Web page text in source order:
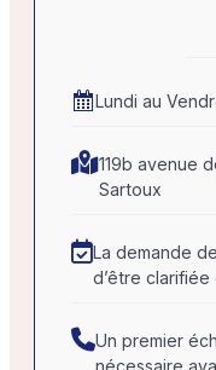
Lundi au
119b avenue
Sartoux
La demande
d’être clarifiée
Un premier